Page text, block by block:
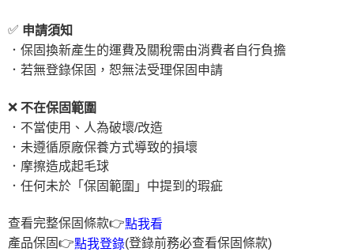
✅ 申請須知
．保固換新產生的運費及關稅需由消費者自行負擔
．若無登錄保固，恕無法受理保固申請
❌ 不在保固範圍
．不當使用、人為破壞/改造
．未遵循原廠保養方式導致的損壞
．摩擦造成起毛球
．任何未於「保固範圍」中提到的瑕疵
查看完整保固條款👉點我看
產品保固👉點我登錄(登錄前務必查看保固條款)